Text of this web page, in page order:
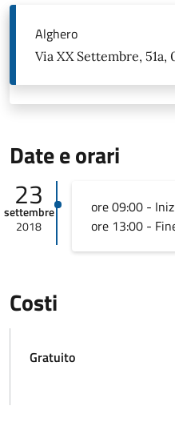
Alghero
Via XX Settembre, 51a,
Date e orari
23
settembre
2018
ore 09:00 -
ore 13:00 -
Costi
Gratuito